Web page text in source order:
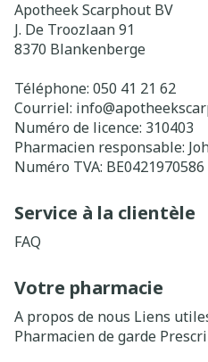
Apotheek Scarphout BV
J. De Troozlaan 91
8370 Blankenberge
Téléphone: 050 41 21 62
Courriel: info@
Numéro de licence: 310403
Pharmacien responsable:
Numéro TVA: BE0421970586
Service à la clientèle
FAQ
Votre pharmacie
A propos de nous Liens
Pharmacien de garde